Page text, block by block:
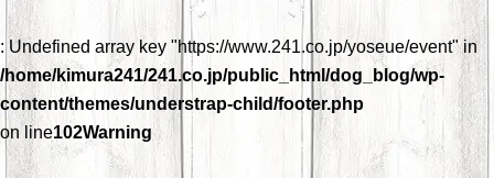
: Undefined array key "https://www.241.co.jp/yoseue/event" in
/home/kimura241/241.co.jp/public_html/dog_blog/wp-
content/themes/understrap-child/footer.php
on line102Warning